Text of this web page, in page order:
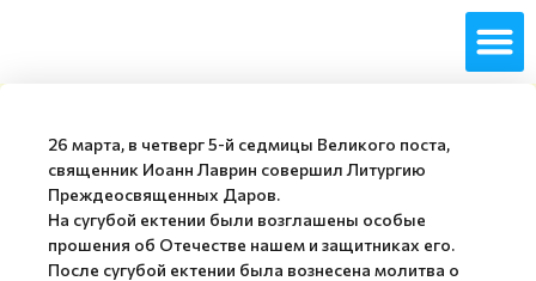
26 марта, в четверг 5-й седмицы Великого поста,
священник Иоанн Лаврин совершил Литургию
Преждеосвященных Даров.
На сугубой ектении были возглашены особые
прошения об Отечестве нашем и защитниках его.
После сугубой ектении была вознесена молитва о